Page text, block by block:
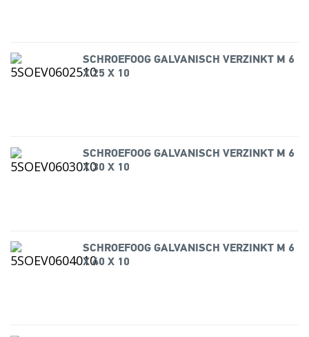
SCHROEFOOG GALVANISCH VERZINKT M 6
X 25 X 10
SCHROEFOOG GALVANISCH VERZINKT M 6
X 30 X 10
SCHROEFOOG GALVANISCH VERZINKT M 6
X 40 X 10